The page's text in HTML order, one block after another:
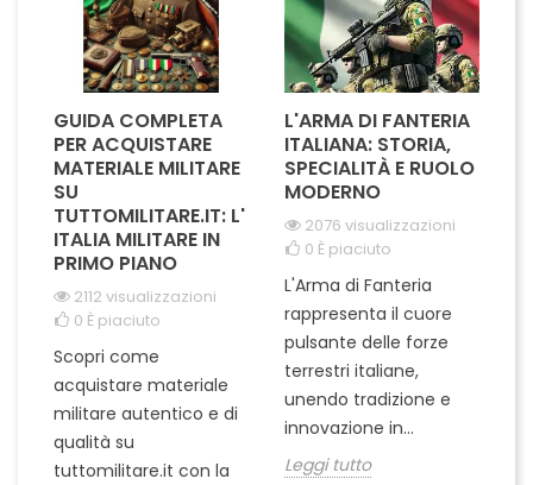
GUIDA COMPLETA
PER ACQUISTARE
MATERIALE MILITARE
SU
TUTTOMILITARE.IT: L'
ITALIA MILITARE IN
PRIMO PIANO
2112 visualizzazioni
0 È piaciuto
Scopri come
acquistare materiale
militare autentico e di
qualità su
tuttomilitare.it con la
L'ARMA DI FANTERIA
ITALIANA: STORIA,
SPECIALITÀ E RUOLO
MODERNO
2076 visualizzazioni
0 È piaciuto
L'Arma di Fanteria
rappresenta il cuore
pulsante delle forze
terrestri italiane,
unendo tradizione e
innovazione in...
Leggi tutto